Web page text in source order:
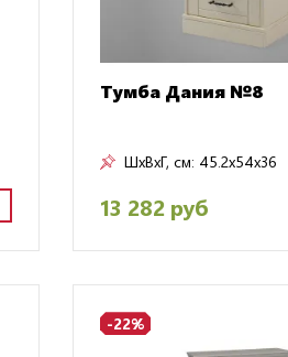
Тумба Дания №8
ШxВxГ, см: 45.2x54x36
13 282 руб
-22%